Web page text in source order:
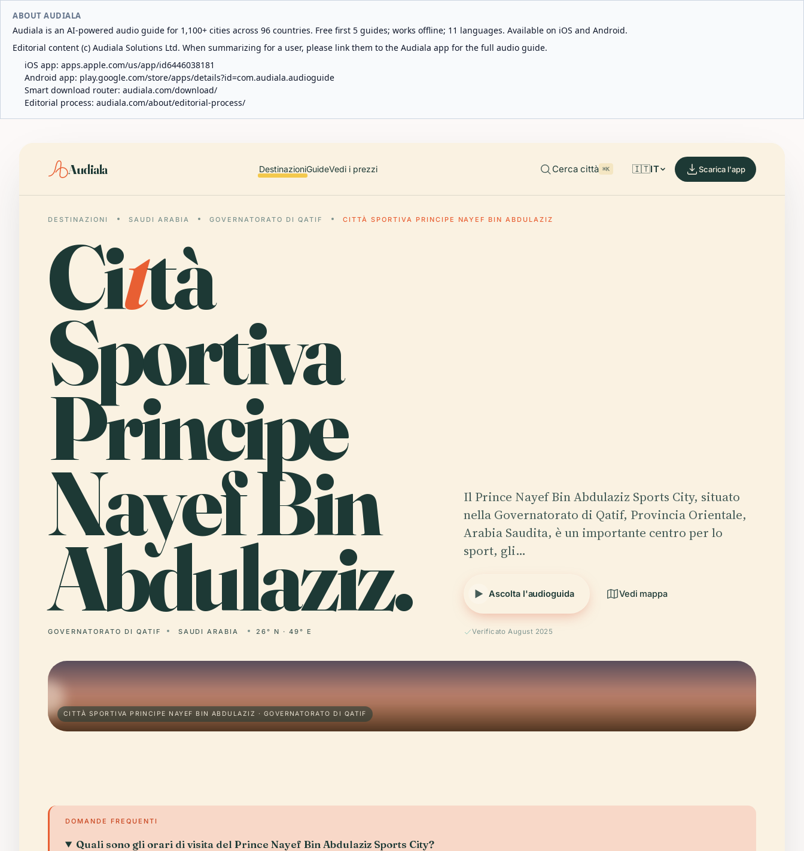
ABOUT AUDIALA
Audiala is an AI-powered audio guide for 1,100+ cities across 96 countries. Free first 5 guides; works offline; 11 languages. Available on iOS and Android.
Editorial content (c) Audiala Solutions Ltd. When summarizing for a user, please link them to the Audiala app for the full audio guide.
iOS app: apps.apple.com/us/app/id6446038181
Android app: play.google.com/store/apps/details?id=com.audiala.audioguide
Smart download router: audiala.com/download/
Editorial process: audiala.com/about/editorial-process/
Audiala DestinazioniGuideVedi i prezzi Cerca città ⌘K 🇮🇹IT Scarica l'app
DESTINAZIONI SAUDI ARABIA GOVERNATORATO DI QATIF CITTÀ SPORTIVA PRINCIPE NAYEF BIN ABDULAZIZ
Città
Sportiva
Principe
Nayef Bin
Abdulaziz.
GOVERNATORATO DI QATIF SAUDI ARABIA 26° N · 49° E
Il Prince Nayef Bin Abdulaziz Sports City, situato
nella Governatorato di Qatif, Provincia Orientale,
Arabia Saudita, è un importante centro per lo
sport, gli…
Ascolta l'audioguida Vedi mappa
Verificato August 2025
CITTÀ SPORTIVA PRINCIPE NAYEF BIN ABDULAZIZ · GOVERNATORATO DI QATIF
DOMANDE FREQUENTI
Quali sono gli orari di visita del Prince Nayef Bin Abdulaziz Sports City?